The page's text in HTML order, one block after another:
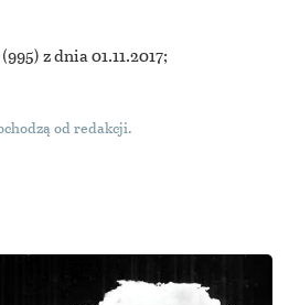
(995) z dnia 01.11.2017;